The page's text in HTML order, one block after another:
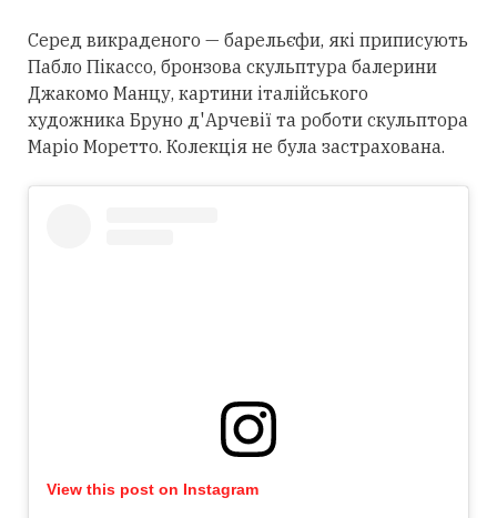
Серед викраденого — барельєфи, які приписують
Пабло Пікассо, бронзова скульптура балерини
Джакомо Манцу, картини італійського
художника Бруно д'Арчевії та роботи скульптора
Маріо Моретто. Колекція не була застрахована.
View this post on Instagram